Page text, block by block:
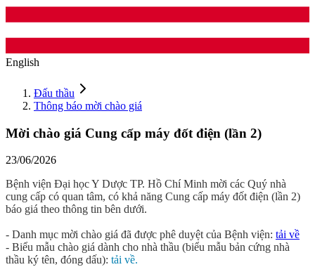
English
Đấu thầu
Thông báo mời chào giá
Mời chào giá Cung cấp máy đốt điện (lần 2)
23/06/2026
Bệnh viện Đại học Y Dược TP. Hồ Chí Minh mời các Quý nhà
cung cấp có quan tâm, có khả năng Cung cấp máy đốt điện (lần 2)
báo giá theo thông tin bên dưới.
- Danh mục mời chào giá đã được phê duyệt của Bệnh viện: tải về
- Biểu mẫu chào giá dành cho nhà thầu (biểu mẫu bản cứng nhà
thầu ký tên, đóng dấu): tải về.